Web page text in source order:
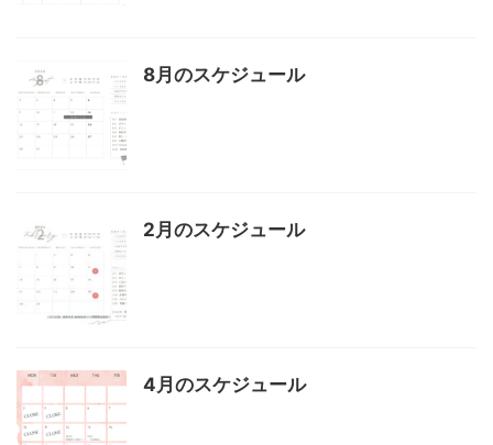
8月のスケジュール
2月のスケジュール
4月のスケジュール